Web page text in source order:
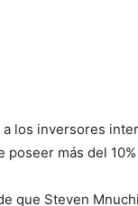
los inversores
más del
que Steven